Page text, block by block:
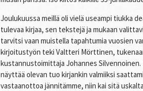
Joulukuussa meillä oli vielä useampi tiukka
tulevaa kirjaa, sen tekstejä ja mukaan
tarvitsi vaan muistella tapahtumia vuosien
kirjoitustyön teki Valtteri Mörttinen,
kustannustoimittaja Johannes Silvennoinen.
näyttää olevan tuo kirjankin valmiiksi
vastaanottoa jännitämme, niin kai sitä